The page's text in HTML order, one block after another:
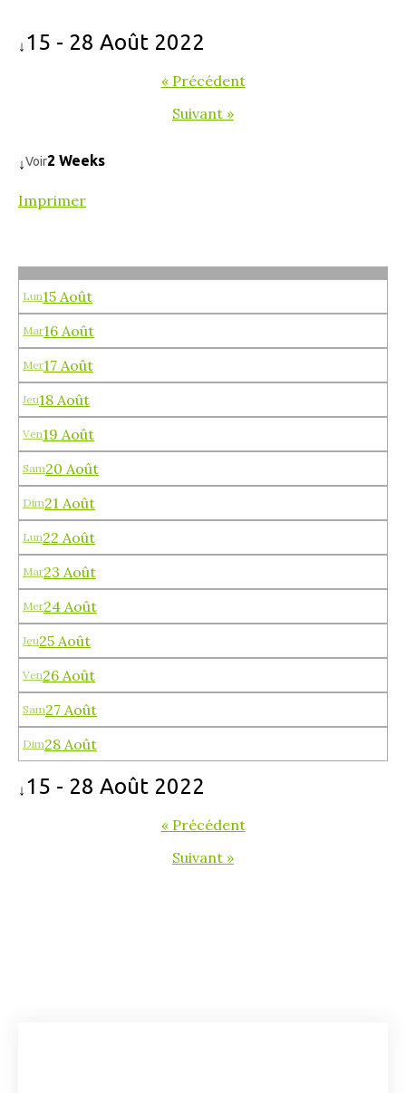
↓ 15 - 28 Août 2022
« Précédent
Suivant »
↓Voir2 Weeks
Imprimer
Lun15 Août
Mar16 Août
Mer17 Août
Jeu18 Août
Ven19 Août
Sam20 Août
Dim21 Août
Lun22 Août
Mar23 Août
Mer24 Août
Jeu25 Août
Ven26 Août
Sam27 Août
Dim28 Août
↓ 15 - 28 Août 2022
« Précédent
Suivant »